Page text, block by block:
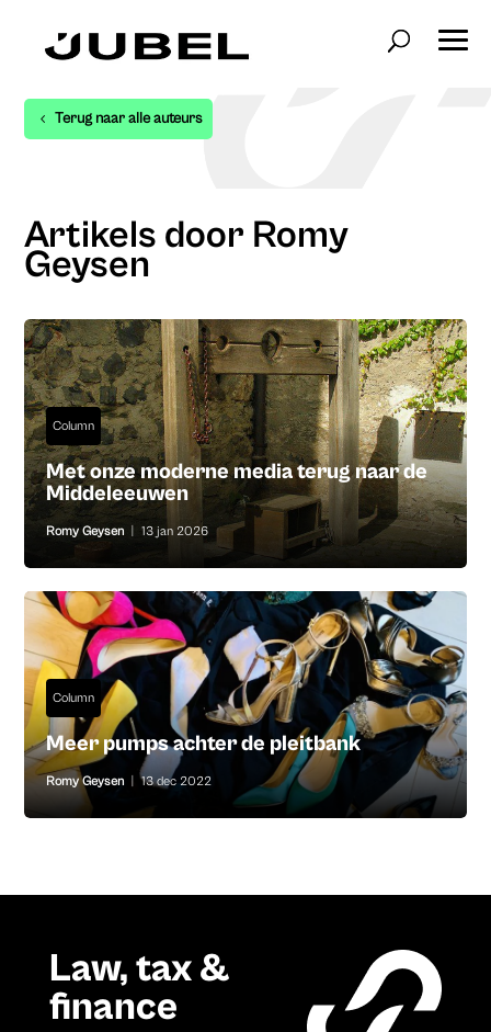
Terug naar alle auteurs
Artikels door Romy
Geysen
Column
Met onze moderne media terug naar de
Middeleeuwen
Romy Geysen 13 jan 2026
Column
Meer pumps achter de pleitbank
Romy Geysen 13 dec 2022
Law, tax &
finance